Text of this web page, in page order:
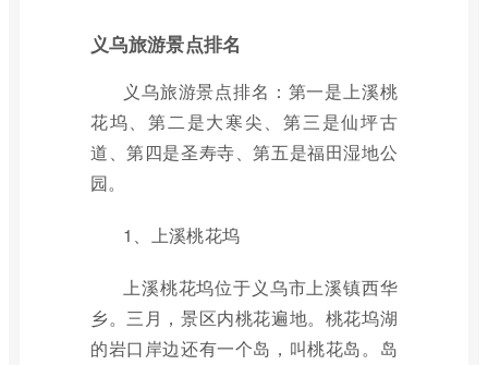
义乌旅游景点排名
义乌旅游景点排名：第一是上溪桃
花坞、第二是大寒尖、第三是仙坪古
道、第四是圣寿寺、第五是福田湿地公
园。
1、上溪桃花坞
上溪桃花坞位于义乌市上溪镇西华
乡。三月，景区内桃花遍地。桃花坞湖
的岩口岸边还有一个岛，叫桃花岛。岛